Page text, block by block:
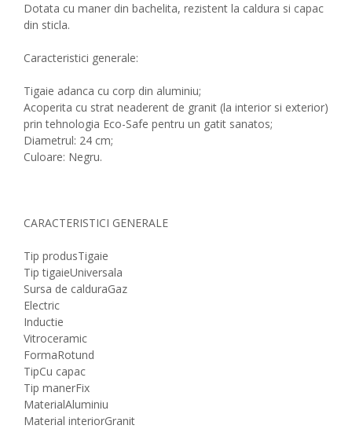
Dotata cu maner din bachelita, rezistent la caldura si capac
din sticla.
Caracteristici generale:
Tigaie adanca cu corp din aluminiu;
Acoperita cu strat neaderent de granit (la interior si exterior)
prin tehnologia Eco-Safe pentru un gatit sanatos;
Diametrul: 24 cm;
Culoare: Negru.
CARACTERISTICI GENERALE
Tip produsTigaie
Tip tigaieUniversala
Sursa de calduraGaz
Electric
Inductie
Vitroceramic
FormaRotund
TipCu capac
Tip manerFix
MaterialAluminiu
Material interiorGranit